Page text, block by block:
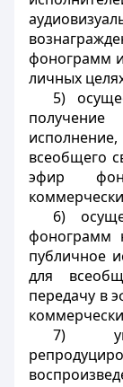
фонограмм
личных
5)
получение
всеобщего
эфир
6)
фонограмм
публичное
для
передачу в
7)